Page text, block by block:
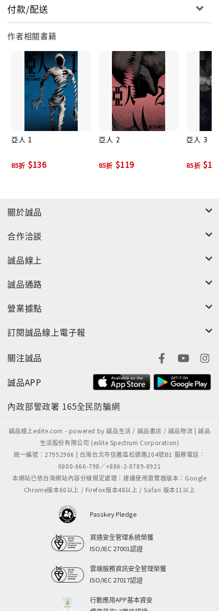
付款/配送
作者相關書籍
亞人 1
85折 $136
亞人 2
85折 $119
亞人 3
85折
關於誠品
合作洽談
誠品線上
誠品通路
營業據點
訂閱誠品線上電子報
關注誠品
誠品APP
內政部警政署 165全民防騙網
誠品線上eslite.com - powered by 誠品生活 / 誠品書店 / 誠品物流 | 誠品
生活股份有限公司 (eslite Spectrum Corporation)
統一編號：27952966 | 台灣台北市信義區松德路204號B1 服務電話：
0800-666-798／+886-2-8789-8921
本網站已依台灣網站內容分級規定處理｜建議使用瀏覽器版本：Google
Chrome版本60以上 / Firefox版本48以上 / Safari 版本11以上
Passkey Pledge
資通安全管理系統榮獲
ISO/IEC 27001認證
雲端服務資訊安全管理榮獲
ISO/IEC 27017認證
行動應用APP基本資安